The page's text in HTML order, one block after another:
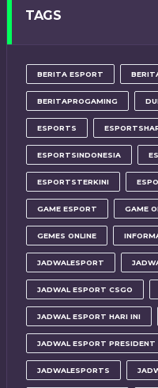
TAGS
BERITA ESPORT
BERITAPROGAMING
ESPORTS
ESPORTSINDONESIA
ESPORTSTERKINI
GAME ESPORT GAME
GEMES ONLINE
JADWALESPORT
JADWAL ESPORT CSGO
JADWAL ESPORT HARI INI
JADWAL ESPORT PRESIDENT
JADWALESPORTS